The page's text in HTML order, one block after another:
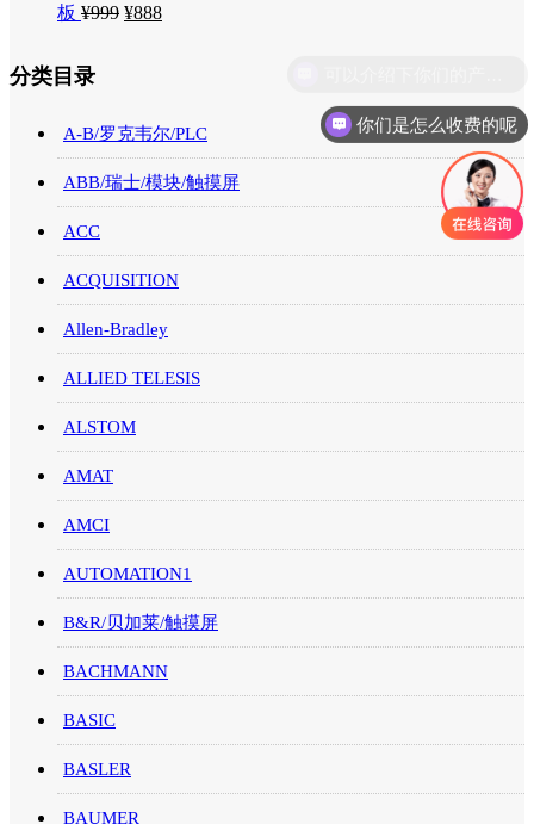
板 ¥999 ¥888
分类目录
A-B/罗克韦尔/PLC
ABB/瑞士/模块/触摸屏
ACC
ACQUISITION
Allen-Bradley
ALLIED TELESIS
ALSTOM
AMAT
AMCI
AUTOMATION1
B&R/贝加莱/触摸屏
BACHMANN
BASIC
BASLER
BAUMER
你们是怎么收费的呢